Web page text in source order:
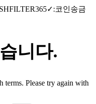
코인송금
니다.
terms. Please try again with